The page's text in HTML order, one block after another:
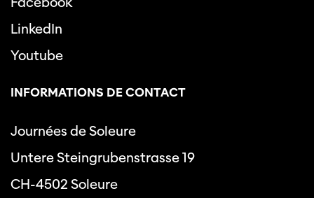
LinkedIn
Youtube
INFORMATIONS DE CONTACT
Journées de Soleure
Untere Steingrubenstrasse 19
CH-4502 Soleure